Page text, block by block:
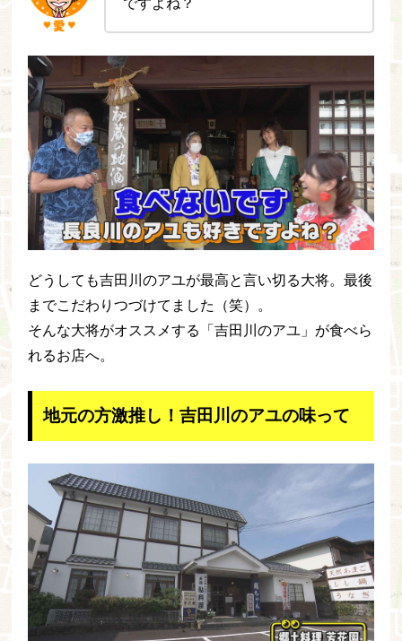
どうしても吉田川のアユが最高と言い切る大将。最後
までこだわりつづけてました（笑）。
そんな大将がオススメする「吉田川のアユ」が食べら
れるお店へ。
地元の方激推し！吉田川のアユの味って